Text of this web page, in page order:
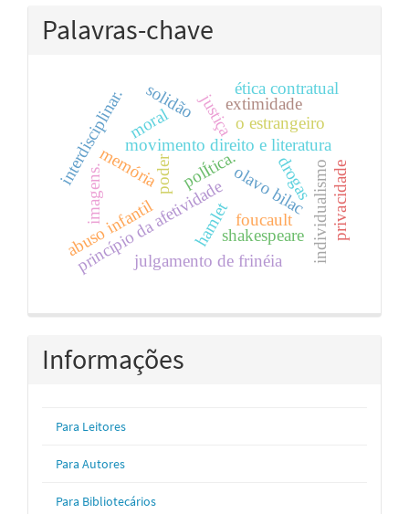
Palavras-chave
movimento direito e literatura
olavo bilac
poder
foucault
hamletshakespeare
princípio da afetividade
memória
interdisciplinar.
julgamento de frinéia
abuso infantil individualismo
justiçao estrangeiro
polÍtica.
moral
privacidade
extimidade
drogas
imagens.
solidão ética contratual
Informações
Para Leitores
Para Autores
Para Bibliotecários